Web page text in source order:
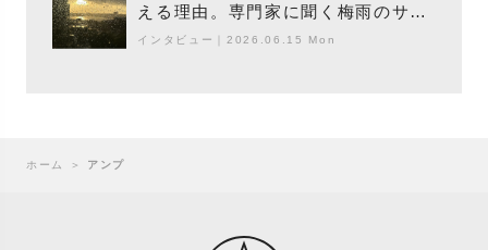
える理由。専門家に聞く梅雨のサウ
ンドスケープ
インタビュー 2026.06.15 Mon
ホーム ＞ アンプ